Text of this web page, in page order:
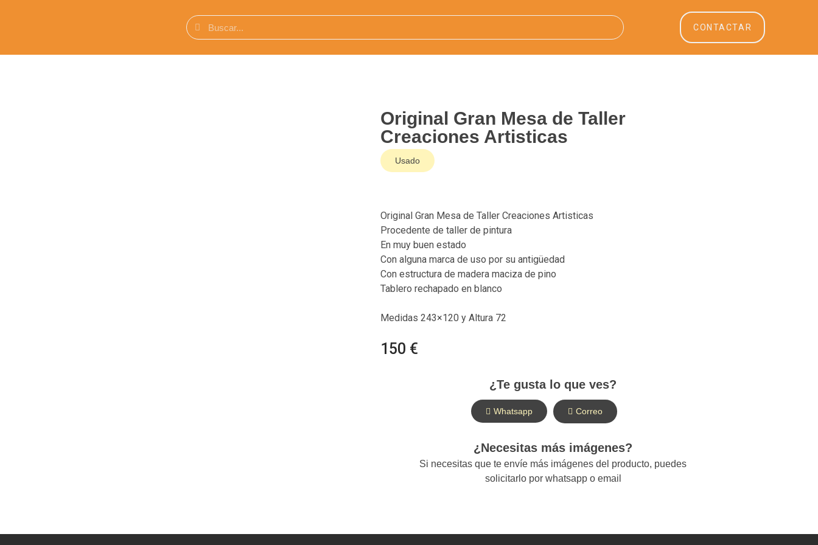
CONTACTAR
Original Gran Mesa de Taller
Creaciones Artisticas
Usado
Original Gran Mesa de Taller Creaciones Artisticas
Procedente de taller de pintura
En muy buen estado
Con alguna marca de uso por su antigüedad
Con estructura de madera maciza de pino
Tablero rechapado en blanco
Medidas 243×120 y Altura 72
150 €
¿Te gusta lo que ves?
Whatsapp Correo
¿Necesitas más imágenes?
Si necesitas que te envíe más imágenes del producto, puedes
solicitarlo por whatsapp o email